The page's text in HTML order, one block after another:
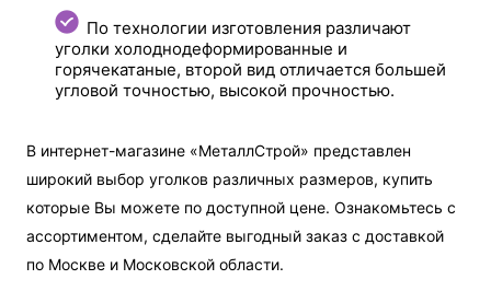
По технологии изготовления различают
уголки холоднодеформированные и
горячекатаные, второй вид отличается большей
угловой точностью, высокой прочностью.
В интернет-магазине «МеталлСтрой» представлен
широкий выбор уголков различных размеров, купить
которые Вы можете по доступной цене. Ознакомьтесь с
ассортиментом, сделайте выгодный заказ с доставкой
по Москве и Московской области.